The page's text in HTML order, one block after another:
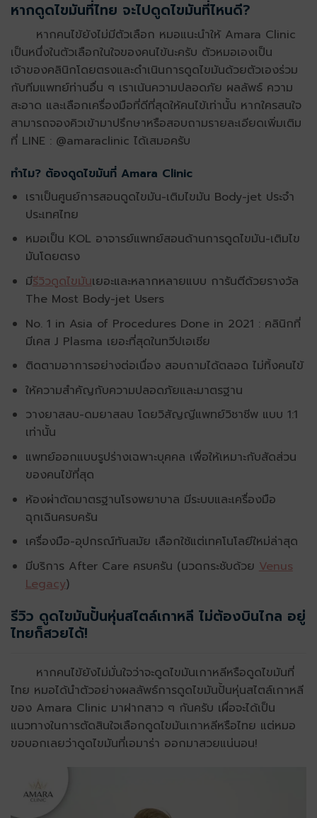
หากดูดไขมันที่ไทย จะไปดูดไขมันที่ไหนดี?
หากคนไข้ยังไม่มีตัวเลือก หมอแนะนำให้ Amara Clinic
เป็นหนึ่งในตัวเลือกในใจของคนไข้นะครับ ตัวหมอเองเป็น
เจ้าของคลินิกโดยตรงและดำเนินการดูดไขมันด้วยตัวเองร่วม
กับทีมแพทย์ท่านอื่น ๆ เราเน้นความปลอดภัย ผลลัพธ์ ความ
สะอาด และเลือกเครื่องมือที่ดีที่สุดให้คนไข้เท่านั้น หากใครสนใจ
สามารถจองคิวเข้ามาปรึกษาหรือสอบถามรายละเอียดเพิ่มเติม
ที่ LINE : @amaraclinic ได้เสมอครับ
ทำไม? ต้องดูดไขมันที่ Amara Clinic
เราเป็นศูนย์การสอนดูดไขมัน-เติมไขมัน Body-jet ประจำ
ประเทศไทย
หมอเป็น KOL ​อาจารย์แพทย์สอนด้านการดูดไขมัน-เติมไข
มันโดยตรง
มีรีวิวดูดไขมันเยอะและหลากหลายแบบ การันตีด้วยรางวัล
The Most Body-jet Users
No. 1 in Asia of Procedures Done in 2021 : คลินิกที่
มีเคส J Plasma เยอะที่สุดในทวีปเอเชีย
ติดตามอาการอย่างต่อเนื่อง สอบถามได้ตลอด ไม่ทิ้งคนไข้
ให้ความสำคัญกับความปลอดภัยและมาตรฐาน
วางยาสลบ-ดมยาสลบ โดยวิสัญญีแพทย์วิชาชีพ แบบ 1:1
เท่านั้น
แพทย์ออกแบบรูปร่างเฉพาะบุคคล เพื่อให้เหมาะกับสัดส่วน
ของคนไข้ที่สุด
ห้องผ่าตัดมาตรฐานโรงพยาบาล มีระบบและเครื่องมือ
ฉุกเฉินครบครัน
เครื่องมือ-อุปกรณ์ทันสมัย เลือกใช้แต่เทคโนโลยีใหม่ล่าสุด
มีบริการ After Care ครบครัน (นวดกระชับด้วย Venus
Legacy)
รีวิว ดูดไขมันปั้นหุ่นสไตล์เกาหลี ไม่ต้องบินไกล อยู่
ไทยก็สวยได้!
หากคนไข้ยังไม่มั่นใจว่าจะดูดไขมันเกาหลีหรือดูดไขมันที่
ไทย หมอได้นำตัวอย่างผลลัพธ์การดูดไขมันปั้นหุ่นสไตล์เกาหลี
ของ Amara Clinic มาฝากสาว ๆ กันครับ เผื่อจะได้เป็น
แนวทางในการตัดสินใจเลือกดูดไขมันเกาหลีหรือไทย แต่หมอ
ขอบอกเลยว่าดูดไขมันที่เอมาร่า ออกมาสวยแน่นอน!